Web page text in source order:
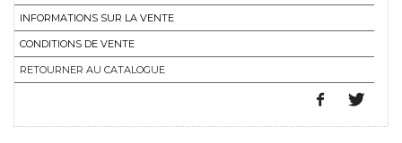
INFORMATIONS SUR LA VENTE
CONDITIONS DE VENTE
RETOURNER AU CATALOGUE